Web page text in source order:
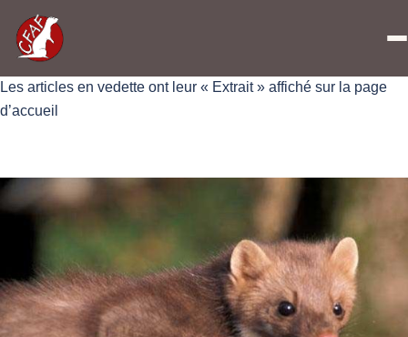
Catégorie :
Les articles en vedette ont leur « Extrait » affiché sur la page
d’accueil